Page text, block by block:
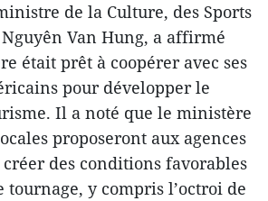
de la Culture, des Sports
Van Hung, a affirmé
était prêt à coopérer avec ses
pour développer le
Il a noté que le ministère
proposeront aux agences
des conditions favorables
tournage, y compris l’octroi de